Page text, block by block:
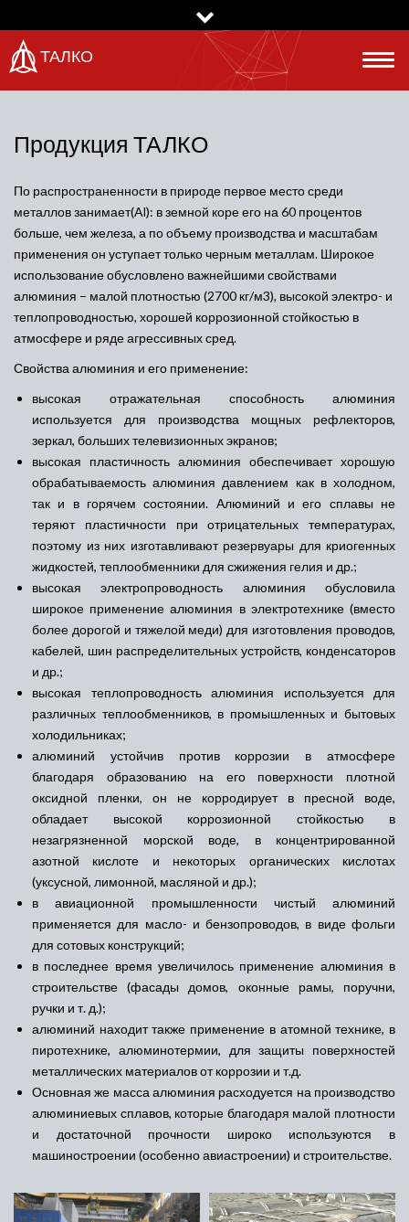
к
основному
содержанию
ТАЛКО
Продукция ТАЛКО
По распространенности в природе первое место среди
металлов занимает(Al): в земной коре его на 60 процентов
больше, чем железа, а по объему производства и масштабам
применения он уступает только черным металлам. Широкое
использование обусловлено важнейшими свойствами
алюминия – малой плотностью (2700 кг/м3), высокой электро- и
теплопроводностью, хорошей коррозионной стойкостью в
атмосфере и ряде агрессивных сред.
Свойства алюминия и его применение:
высокая отражательная способность алюминия
используется для производства мощных рефлекторов,
зеркал, больших телевизионных экранов;
высокая пластичность алюминия обеспечивает хорошую
обрабатываемость алюминия давлением как в холодном,
так и в горячем состоянии. Алюминий и его сплавы не
теряют пластичности при отрицательных температурах,
поэтому из них изготавливают резервуары для криогенных
жидкостей, теплообменники для сжижения гелия и др.;
высокая электропроводность алюминия обусловила
широкое применение алюминия в электротехнике (вместо
более дорогой и тяжелой меди) для изготовления проводов,
кабелей, шин распределительных устройств, конденсаторов
и др.;
высокая теплопроводность алюминия используется для
различных теплообменников, в промышленных и бытовых
холодильниках;
алюминий устойчив против коррозии в атмосфере
благодаря образованию на его поверхности плотной
оксидной пленки, он не корродирует в пресной воде,
обладает высокой коррозионной стойкостью в
незагрязненной морской воде, в концентрированной
азотной кислоте и некоторых органических кислотах
(уксусной, лимонной, масляной и др.);
в авиационной промышленности чистый алюминий
применяется для масло- и бензопроводов, в виде фольги
для сотовых конструкций;
в последнее время увеличилось применение алюминия в
строительстве (фасады домов, оконные рамы, поручни,
ручки и т. д.);
алюминий находит также применение в атомной технике, в
пиротехнике, алюминотермии, для защиты поверхностей
металлических материалов от коррозии и т.д.
Основная же масса алюминия расходуется на производство
алюминиевых сплавов, которые благодаря малой плотности
и достаточной прочности широко используются в
машиностроении (особенно авиастроении) и строительстве.